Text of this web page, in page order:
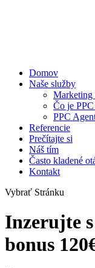
Domov
Naše služby
Marketing
Čo je
PPC
Referencie
Prečítajte si
Náš tím
Často kladené
Kontakt
Vybrať Stránku
Inzerujte
bonus